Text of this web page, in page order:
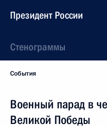
Президент России
Стенограммы
События
Военный парад в
Великой Победы